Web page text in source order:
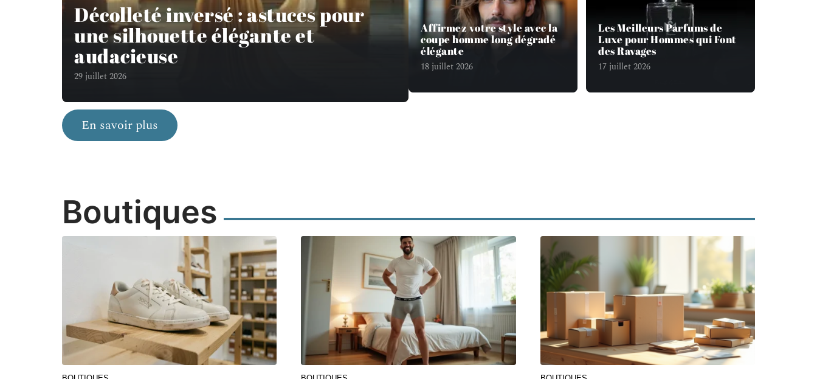
Décolleté inversé : astuces pour
une silhouette élégante et
audacieuse
29 juillet 2026
Affirmez votre style avec la
coupe homme long dégradé
élégante
18 juillet 2026
Les Meilleurs Parfums de
Luxe pour Hommes qui Font
des Ravages
17 juillet 2026
En savoir plus
Boutiques